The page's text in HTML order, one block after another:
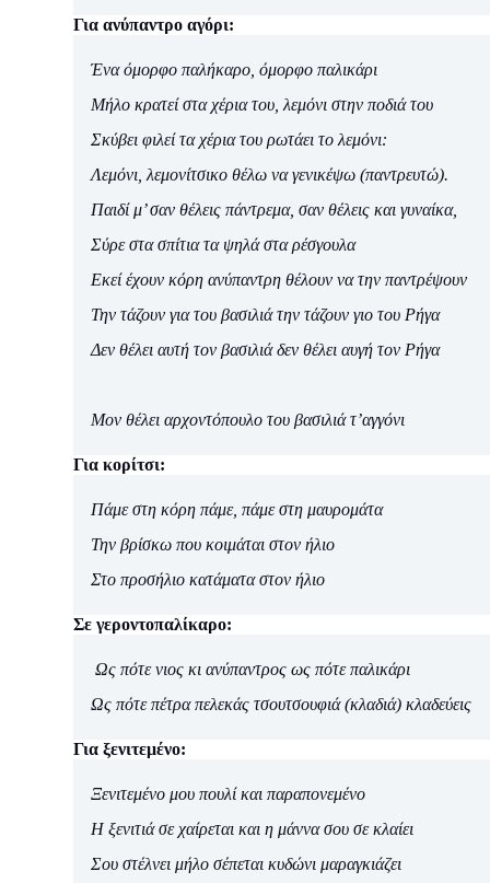
Για ανύπαντρο αγόρι:
Ένα όμορφο παλήκαρο, όμορφο παλικάρι
Μήλο κρατεί στα χέρια του, λεμόνι στην ποδιά του
Σκύβει φιλεί τα χέρια του ρωτάει το λεμόνι:
Λεμόνι, λεμονίτσικο θέλω να γενικέψω (παντρευτώ).
Παιδί μ’ σαν θέλεις πάντρεμα, σαν θέλεις και γυναίκα,
Σύρε στα σπίτια τα ψηλά στα ρέσγουλα
Εκεί έχουν κόρη ανύπαντρη θέλουν να την παντρέψουν
Την τάζουν για του βασιλιά την τάζουν γιο του Ρήγα
Δεν θέλει αυτή τον βασιλιά δεν θέλει αυγή τον Ρήγα
Μον θέλει αρχοντόπουλο του βασιλιά τ’αγγόνι
Για κορίτσι:
Πάμε στη κόρη πάμε, πάμε στη μαυρομάτα
Την βρίσκω που κοιμάται στον ήλιο
Στο προσήλιο κατάματα στον ήλιο
Σε γεροντοπαλίκαρο:
Ως πότε νιος κι ανύπαντρος ως πότε παλικάρι
Ως πότε πέτρα πελεκάς τσουτσουφιά (κλαδιά) κλαδεύεις
Για ξενιτεμένο:
Ξενιτεμένο μου πουλί και παραπονεμένο
Η ξενιτιά σε χαίρεται και η μάννα σου σε κλαίει
Σου στέλνει μήλο σέπεται κυδώνι μαραγκιάζει